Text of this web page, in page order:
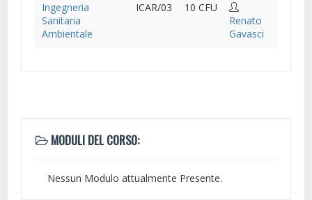
Ingegneria
Sanitaria
Ambientale
ICAR/03
10 CFU
Renato
Gavasci
MODULI DEL CORSO:
Nessun Modulo attualmente Presente.